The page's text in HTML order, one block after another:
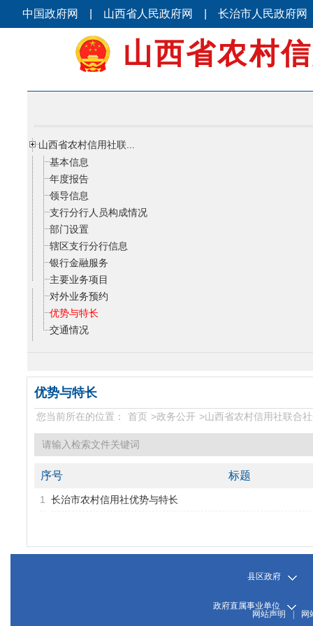
中国政府网 山西省人民政府网 长治市人民政府网
山西省农村
山西省农村信用社联...
基本信息
年度报告
领导信息
支行分行人员构成情况
部门设置
辖区支行分行信息
银行金融服务
主要业务项目
对外业务预约
优势与特长
交通情况
优势与特长
您当前所在的位置： 首页 >政务公开 >山西省农村信用社联合
序号 标题
1 长治市农村信用社优势与特长
县区政府
政府直属事业单位
网站声明
网